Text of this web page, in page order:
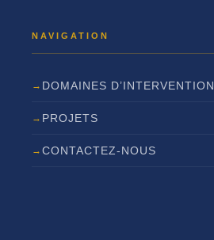
DOMAINES D’INTERVENTION
PROJETS
CONTACTEZ-NOUS